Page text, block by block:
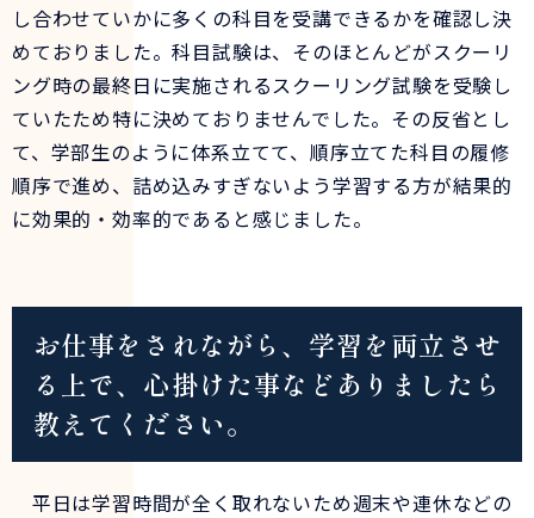
し合わせていかに多くの科目を受講できるかを確認し決
めておりました。科目試験は、そのほとんどがスクーリ
ング時の最終日に実施されるスクーリング試験を受験し
ていたため特に決めておりませんでした。その反省とし
て、学部生のように体系立てて、順序立てた科目の履修
順序で進め、詰め込みすぎないよう学習する方が結果的
に効果的・効率的であると感じました。
お仕事をされながら、学習を両立させ
る上で、心掛けた事などありましたら
教えてください。
平日は学習時間が全く取れないため週末や連休などの